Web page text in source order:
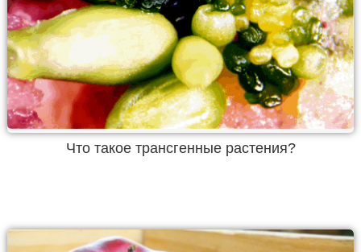
Что такое трансгенные растения?